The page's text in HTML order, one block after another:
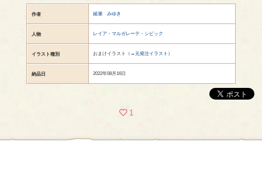
作者 綾瀬 みゆき
人物 レイア・マルガレーテ・シビック
イラスト種別 おまけイラスト（ →元発注イラスト ）
納品日 2022年08月16日
1